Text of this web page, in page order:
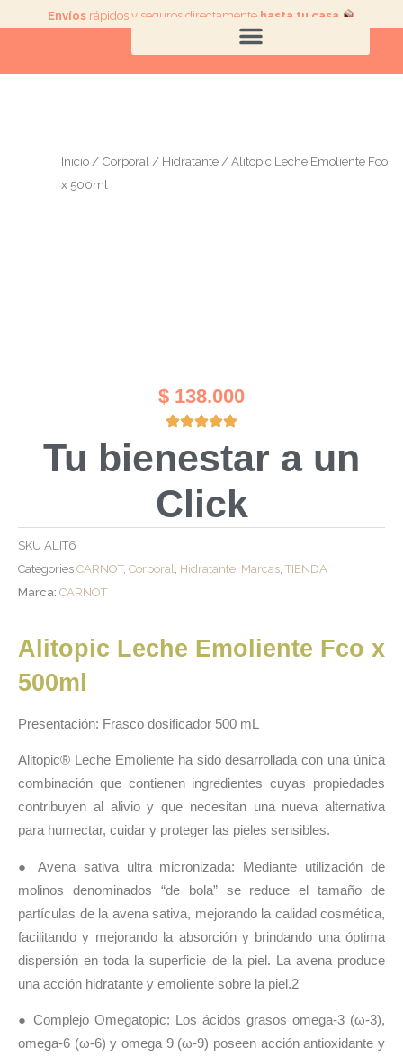
Envíos rápidos y seguros directamente hasta tu casa
Inicio / Corporal / Hidratante / Alitopic Leche Emoliente Fco
x 500ml
$ 138.000
Tu bienestar a un
Click
SKU ALIT6
Categories CARNOT, Corporal Hidratante Marcas TIENDA
Marca: CARNOT
Alitopic Leche Emoliente Fco x
500ml
Presentación: Frasco dosificador 500 mL
Alitopic® Leche Emoliente ha sido desarrollada con una única
combinación que contienen ingredientes cuyas propiedades
contribuyen al alivio y que necesitan una nueva alternativa
para humectar, cuidar y proteger las pieles sensibles.
● Avena sativa ultra micronizada: Mediante utilización de
molinos denominados “de bola” se reduce el tamaño de
partículas de la avena sativa, mejorando la calidad cosmética,
facilitando y mejorando la absorción y brindando una óptima
dispersión en toda la superficie de la piel. La avena produce
una acción hidratante y emoliente sobre la piel.2
● Complejo Omegatopic: Los ácidos grasos omega-3 (ω-3),
omega-6 (ω-6) y omega 9 (ω-9) poseen acción antioxidante y